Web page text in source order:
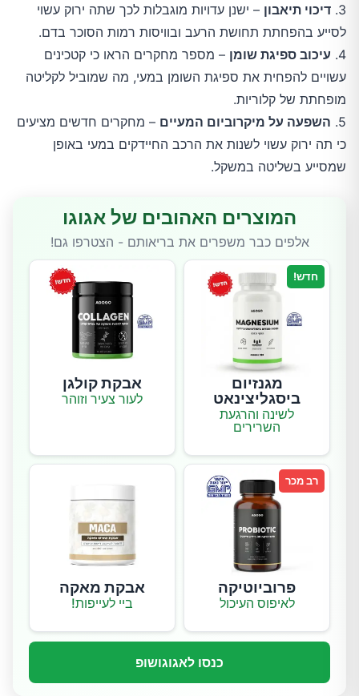
3. דיכוי תיאבון – ישנן עדויות מוגבלות לכך שתה ירוק עשוי
לסייע בהפחתת תחושת הרעב ובוויסות רמות הסוכר בדם.
4. עיכוב ספיגת שומן – מספר מחקרים הראו כי קטכינים
עשויים להפחית את ספיגת השומן במעי, מה שמוביל לקליטה
מופחתת של קלוריות.
5. השפעה על מיקרוביום המעיים – מחקרים חדשים מציעים
כי תה ירוק עשוי לשנות את הרכב החיידקים במעי באופן
שמסייע בשליטה במשקל.
המוצרים האהובים של אגוגו
אלפים כבר משפרים את בריאותם - הצטרפו גם!
חדש!
מגנזיום
ביסגליצינאט
לשינה והרגעת
השרירים
אבקת קולגן
לעור צעיר וזוהר
רב מכר
פרוביוטיקה
לאיפוס העיכול
אבקת מאקה
ביי לעייפות!
כנסו לאגוגושופ